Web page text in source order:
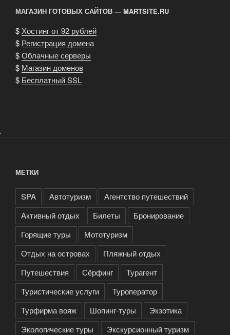
МАГАЗИН ГОТОВЫХ САЙТОВ — MARTSITE.RU
$Хостинг от 92 рублей
$ Регистрация домена
$Облачные серверы
$ Магазин доменов
$ Бесплатный SSL
.
МЕТКИ
SPA Автотуризм
Агентство путешествий
Активный отдых
Билеты
Бронирование
Горящие туры
Мототуризм
Отдых на островах
Пляжный отдых
Путешествия
Сёрфинг
Турагент
Туристические услуги
Туроператор
Турфирма вояж
Шопинг-туры
Экзотика
Экологические туры
Экскурсионный туризм